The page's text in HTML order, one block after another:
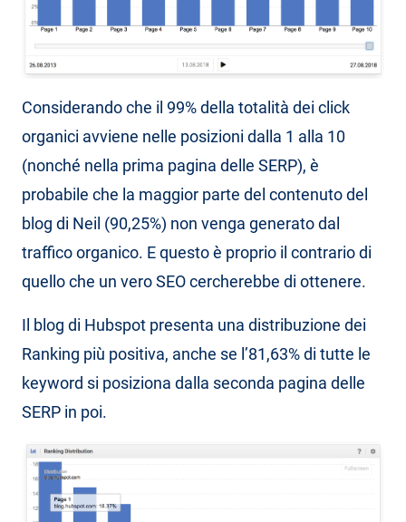
Considerando che il 99% della totalità dei click
organici avviene nelle posizioni dalla 1 alla 10
(nonché nella prima pagina delle SERP), è
probabile che la maggior parte del contenuto del
blog di Neil (90,25%) non venga generato dal
traffico organico. E questo è proprio il contrario di
quello che un vero SEO cercherebbe di ottenere.
Il blog di Hubspot presenta una distribuzione dei
Ranking più positiva, anche se l’81,63% di tutte le
keyword si posiziona dalla seconda pagina delle
SERP in poi.